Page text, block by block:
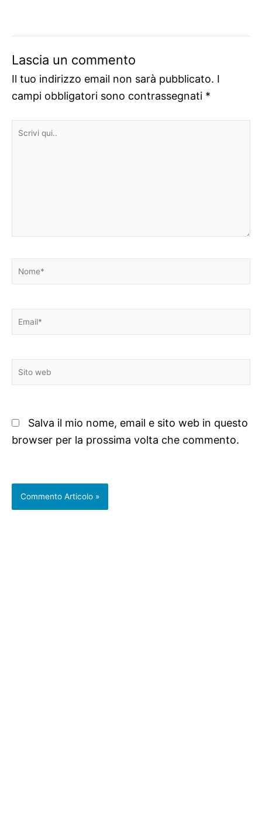
Lascia un commento
Il tuo indirizzo email non sarà pubblicato. I
campi obbligatori sono contrassegnati *
Scrivi
Nome*
Email*
Sito
web
Salva il mio nome, email e sito web in questo
browser per la prossima volta che commento.